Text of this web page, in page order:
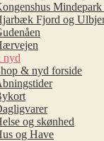
Fjord og
nyd
& nyd forside
og skønhed
og Have